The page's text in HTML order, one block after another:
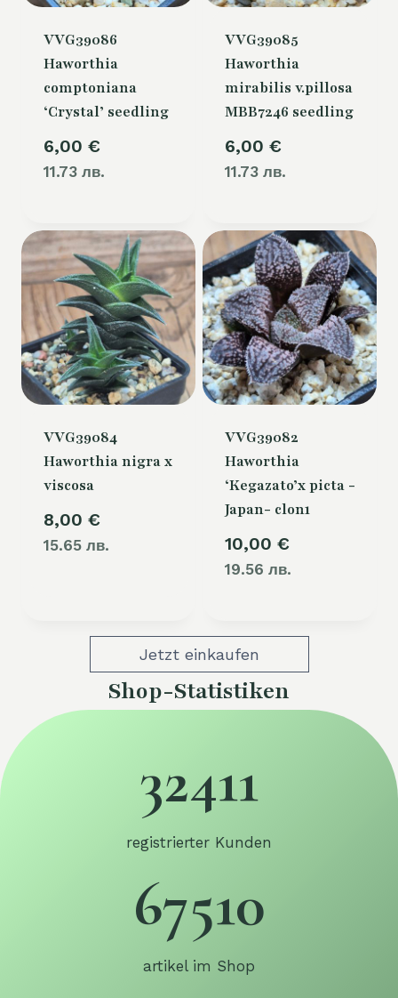
0
0
€
€
.
VVG39086
Haworthia
comptoniana
‘Crystal’ seedling
6,00 €
11.73 лв.
VVG39085
Haworthia
mirabilis v.pillosa
MBB7246 seedling
6,00 €
11.73 лв.
VVG39084
Haworthia nigra x
viscosa
8,00 €
15.65 лв.
VVG39082
Haworthia
‘Kegazato’x picta -
Japan- clon1
10,00 €
19.56 лв.
Jetzt einkaufen
Shop-Statistiken
4
1
1
32411
registrierter Kunden
567510
artikel im Shop